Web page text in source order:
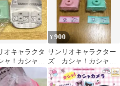
オキャラクタ
ャ！カシャカ
ャッコ ♡
¥900
サンリオキャラクター
ズ カシャ！カシャカ
メラ